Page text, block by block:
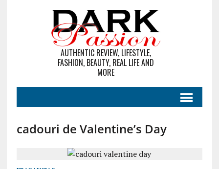
AUTHENTIC REVIEW, LIFESTYLE,
FASHION, BEAUTY, REAL LIFE AND
MORE
cadouri de Valentine’s Day